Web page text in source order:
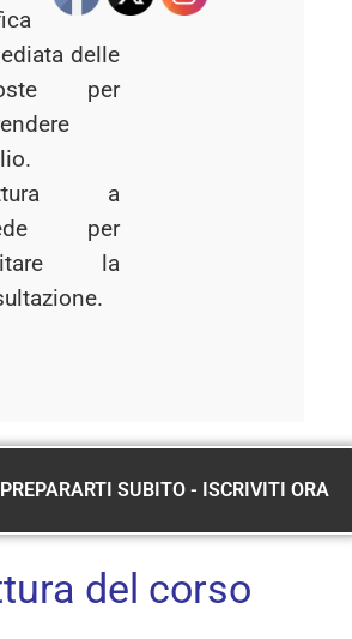
delle
per
a
per
la
SUBITO - ISCRIVITI ORA
del corso